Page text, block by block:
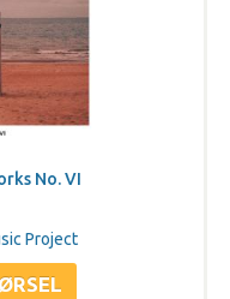
No. VI
Project